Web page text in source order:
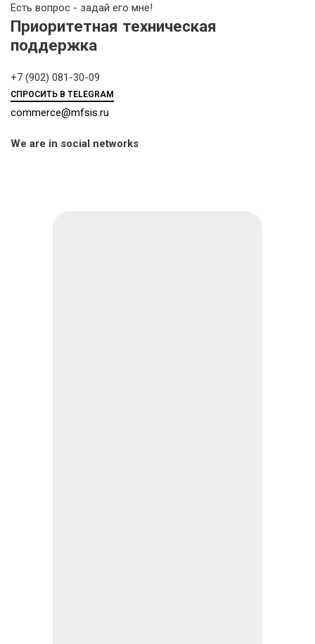
Есть вопрос - задай его мне!
Приоритетная техническая
поддержка
+7 (902) 081-30-09
СПРОСИТЬ В TELEGRAM
commerce@mfsis.ru
We are in social networks